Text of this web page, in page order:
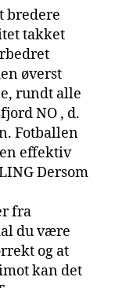
bredere
takket
øverst
rundt alle
NO , d.
Fotballen
effektiv
Dersom
fra
du være
og at
kan det